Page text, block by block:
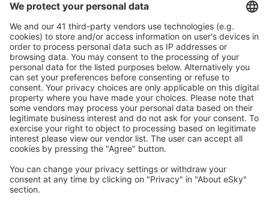
Rychlé a snadné vyhledávání
Nabídka dle vašich očekávání.
Pečlivé plánování
Bezproblémová rezervace s možností bezplatného
zrušení.
S námi ušetříte
Atraktivní ceny a speciální nabídky pro přihlášené
uživatele.
Ubytování dle vašeho gusta